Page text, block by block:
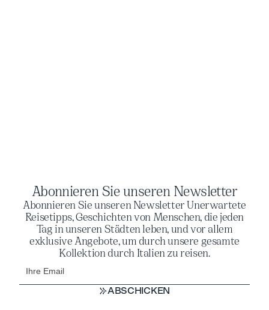
Abonnieren Sie unseren Newsletter
Abonnieren Sie unseren Newsletter Unerwartete
Reisetipps, Geschichten von Menschen, die jeden
Tag in unseren Städten leben, und vor allem
exklusive Angebote, um durch unsere gesamte
Kollektion durch Italien zu reisen.
ABSCHICKEN